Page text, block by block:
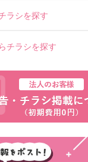
ラシを探す
チラシを探す